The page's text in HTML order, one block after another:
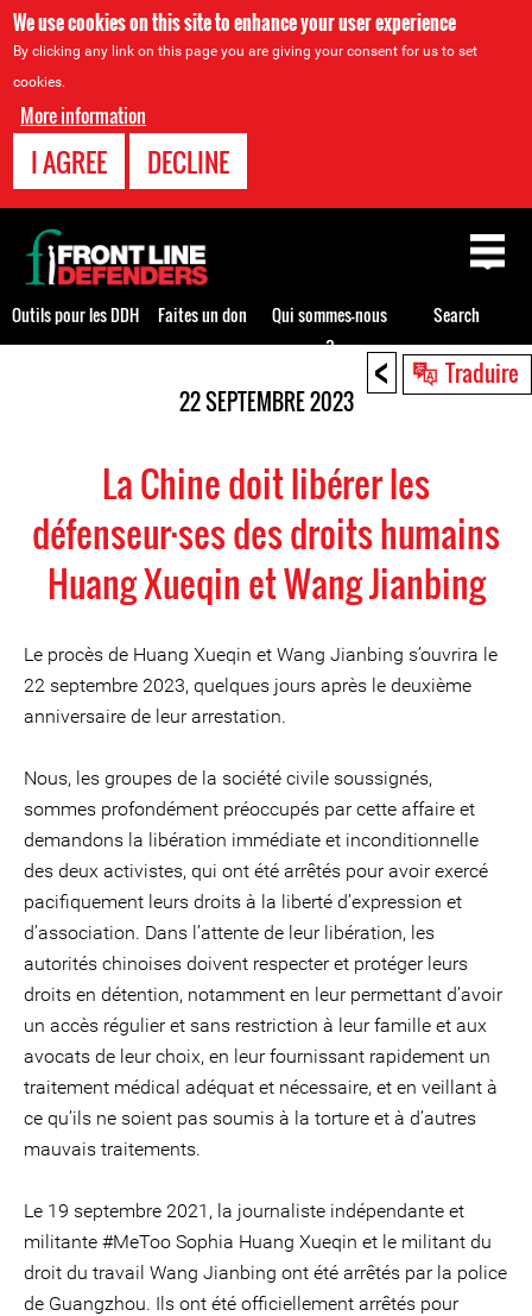
We use cookies on this site to enhance your user experience
By clicking any link on this page you are giving your consent for us to set
cookies.
More information
I AGREE DECLINE
< Traduire
22 SEPTEMBRE 2023
La Chine doit libérer les
défenseur·ses des droits humains
Huang Xueqin et Wang Jianbing
Le procès de Huang Xueqin et Wang Jianbing s’ouvrira le
22 septembre 2023, quelques jours après le deuxième
anniversaire de leur arrestation.
Nous, les groupes de la société civile soussignés,
sommes profondément préoccupés par cette affaire et
demandons la libération immédiate et inconditionnelle
des deux activistes, qui ont été arrêtés pour avoir exercé
pacifiquement leurs droits à la liberté d’expression et
d’association. Dans l’attente de leur libération, les
autorités chinoises doivent respecter et protéger leurs
droits en détention, notamment en leur permettant d’avoir
un accès régulier et sans restriction à leur famille et aux
avocats de leur choix, en leur fournissant rapidement un
traitement médical adéquat et nécessaire, et en veillant à
ce qu’ils ne soient pas soumis à la torture et à d’autres
mauvais traitements.
Le 19 septembre 2021, la journaliste indépendante et
militante #MeToo Sophia Huang Xueqin et le militant du
droit du travail Wang Jianbing ont été arrêtés par la police
de Guangzhou. Ils ont été officiellement arrêtés pour
Back
to
top
Outils pour les DDH Faites un don
Qui sommes-nous
?
Search